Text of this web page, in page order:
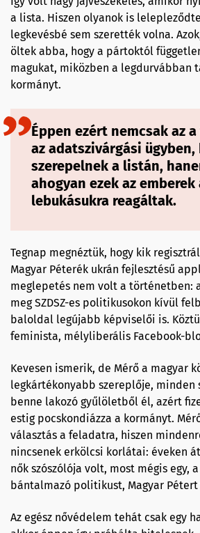
a lista. Hiszen olyanok is
legkevésbé sem szerették volna.
öltek abba, hogy a pártoktól
magukat, miközben a legdurvábban
kormányt.
Éppen ezért nemcsak az
az adatszivárgási
szerepelnek a listán,
ahogyan ezek az emberek
lebukásukra reagáltak.
Tegnap megnéztük, hogy kik
Magyar Péterék ukrán fejlesztésű
meglepetés nem volt a történetben:
meg SZDSZ-es politikusokon kívül
baloldal legújabb képviselői is.
feminista, mélyliberális Facebook-
Kevesen ismerik, de Mérő a magyar
legkártékonyabb szereplője, minden
benne lakozó gyűlöletből él, azért
estig pocskondiázza a kormányt.
választás a feladatra, hiszen
nincsenek erkölcsi korlátai: éveken
nők szószólója volt, most mégis egy,
bántalmazó politikust, Magyar
Az egész nővédelem tehát csak egy